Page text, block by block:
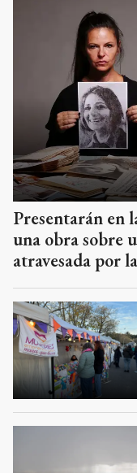
Presentarán en
una obra sobre
atravesada por